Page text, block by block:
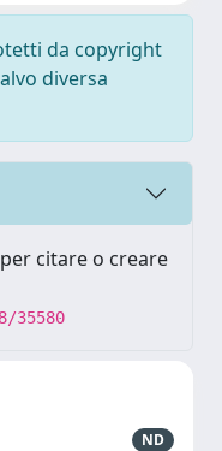
da copyright
diversa
citare o creare
35580
ND